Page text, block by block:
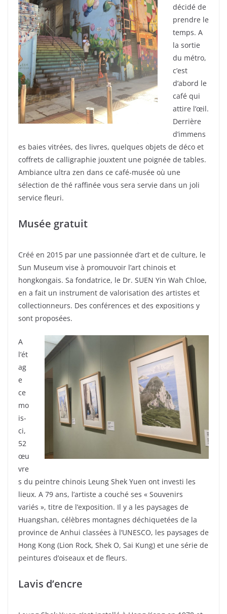
décidé de
prendre le
temps. A
la sortie
du métro,
c’est
d’abord le
café qui
attire l’œil.
Derrière
d’immens
es baies vitrées, des livres, quelques objets de déco et
coffrets de calligraphie jouxtent une poignée de tables.
Ambiance ultra zen dans ce café-musée où une
sélection de thé raffinée vous sera servie dans un joli
service fleuri.
Musée gratuit
Créé en 2015 par une passionnée d’art et de culture, le
Sun Museum vise à promouvoir l’art chinois et
hongkongais. Sa fondatrice, le Dr. SUEN Yin Wah Chloe,
en a fait un instrument de valorisation des artistes et
collectionneurs. Des conférences et des expositions y
sont proposées.
A
l’ét
ag
e
ce
mo
is-
ci,
52
œu
vre
s du peintre chinois Leung Shek Yuen ont investi les
lieux. A 79 ans, l’artiste a couché ses « Souvenirs
variés », titre de l’exposition. Il y a les paysages de
Huangshan, célèbres montagnes déchiquetées de la
province de Anhui classées à l’UNESCO, les paysages de
Hong Kong (Lion Rock, Shek O, Sai Kung) et une série de
peintures d’oiseaux et de fleurs.
Lavis d’encre